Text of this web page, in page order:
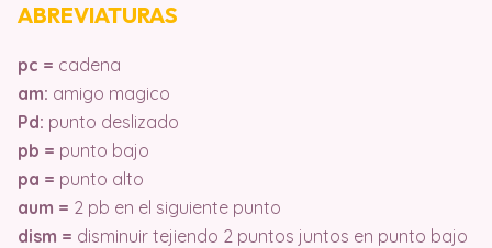
ABREVIATURAS
pc = cadena
am: amigo magico
Pd: punto deslizado
pb = punto bajo
pa = punto alto
aum = 2 pb en el siguiente punto
dism = disminuir tejiendo 2 puntos juntos en punto bajo